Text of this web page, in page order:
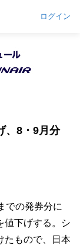
ログイン
、8・9月分
での発券分に
値下げする。シ
たもので、日本